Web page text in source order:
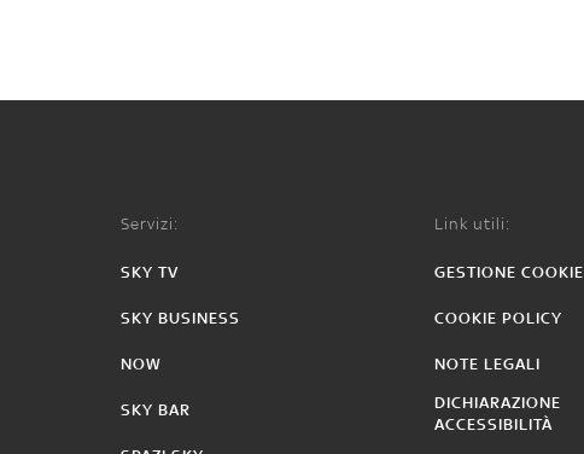
Servizi:
SKY TV
SKY BUSINESS
NOW
SKY BAR
Link utili:
GESTIONE COOKIE
COOKIE POLICY
NOTE LEGALI
DICHIARAZIONE
ACCESSIBILITÀ